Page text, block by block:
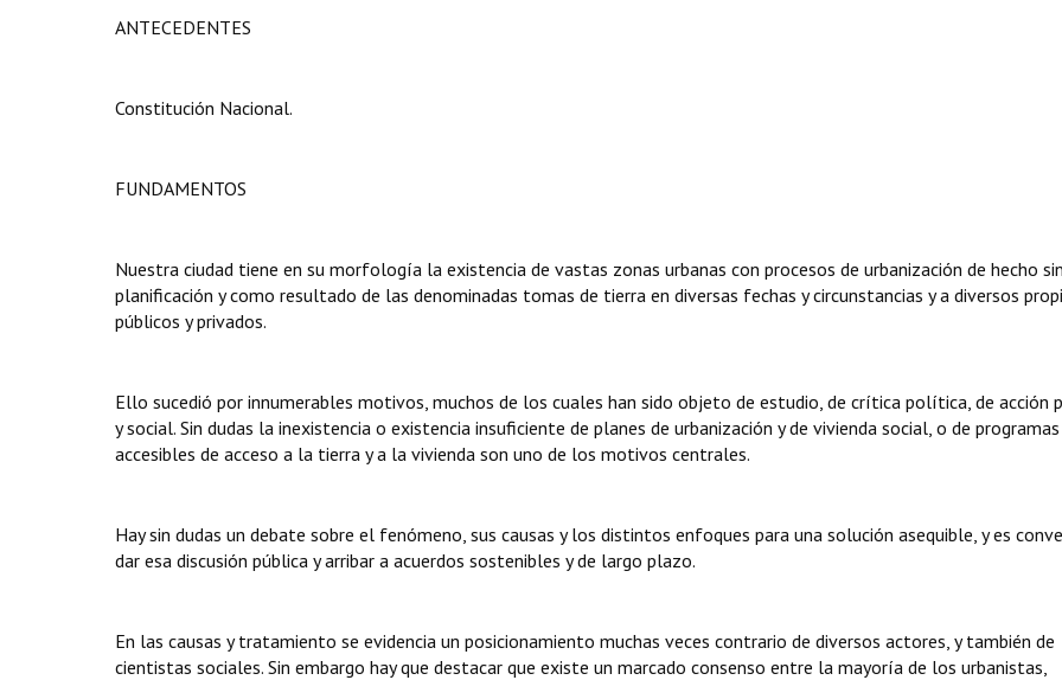
ANTECEDENTES
Constitución Nacional.
FUNDAMENTOS
Nuestra ciudad tiene en su morfología la existencia de vastas zonas urbanas con procesos de urbanización de hecho sin
planificación y como resultado de las denominadas tomas de tierra en diversas fechas y circunstancias y a diversos
públicos y privados.
Ello sucedió por innumerables motivos, muchos de los cuales han sido objeto de estudio, de crítica política, de acción
y social. Sin dudas la inexistencia o existencia insuficiente de planes de urbanización y de vivienda social, o de programas
accesibles de acceso a la tierra y a la vivienda son uno de los motivos centrales.
Hay sin dudas un debate sobre el fenómeno, sus causas y los distintos enfoques para una solución asequible, y es
dar esa discusión pública y arribar a acuerdos sostenibles y de largo plazo.
En las causas y tratamiento se evidencia un posicionamiento muchas veces contrario de diversos actores, y también de
cientistas sociales. Sin embargo hay que destacar que existe un marcado consenso entre la mayoría de los urbanistas,